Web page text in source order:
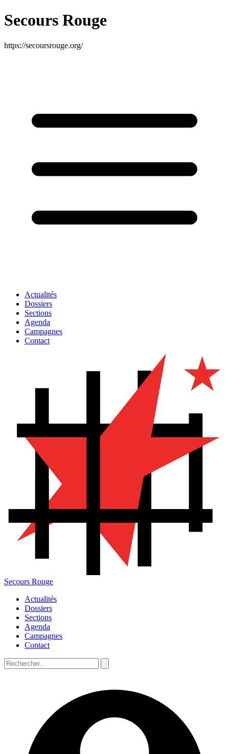
Secours Rouge
https://secoursrouge.org/
Actualités
Dossiers
Sections
Agenda
Campagnes
Contact
Secours Rouge
Actualités
Dossiers
Sections
Agenda
Campagnes
Contact